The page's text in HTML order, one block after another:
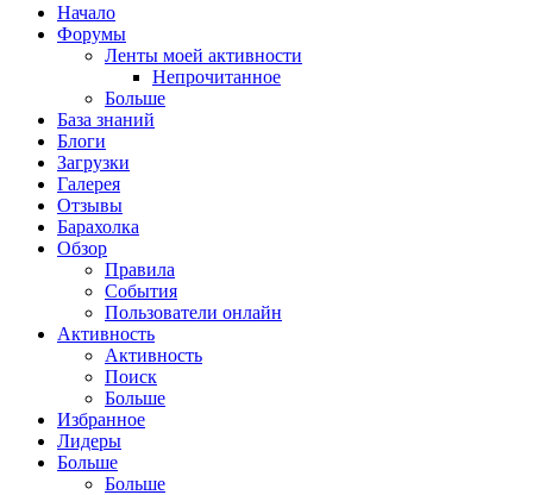
Начало
Форумы
Ленты моей активности
Непрочитанное
Больше
База знаний
Блоги
Загрузки
Галерея
Отзывы
Барахолка
Обзор
Правила
События
Пользователи онлайн
Активность
Активность
Поиск
Больше
Избранное
Лидеры
Больше
Больше